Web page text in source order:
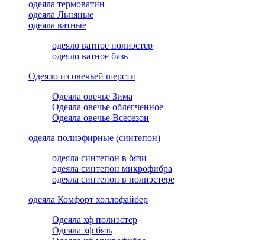
одеяла термоватин
одеяла Льняные
одеяла ватные
одеяло ватное полиэстер
одеяло ватное бязь
Одеяло из овечьей шерсти
Одеяла овечье Зима
Одеяла овечье облегченное
Одеяла овечье Всесезон
одеяла полиэфирные (синтепон)
одеяла синтепон в бязи
одеяла синтепон микрофибра
одеяла синтепон в полиэстере
одеяла Комфорт холлофайбер
Одеяла хф полиэстер
Одеяла хф бязь